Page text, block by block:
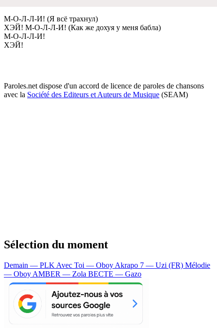
М-О-Л-Л-И! (Я всё трахнул)
ХЭЙ! М-О-Л-Л-И! (Как же дохуя у меня бабла)
М-О-Л-Л-И!
ХЭЙ!
Paroles.net dispose d'un accord de licence de paroles de chansons
avec la Société des Editeurs et Auteurs de Musique (SEAM)
Sélection du moment
Demain — PLK Avec Toi — Oboy Akrapo 7 — Uzi (FR) Mélodie
— Oboy AMBER — Zola BECTE — Gazo